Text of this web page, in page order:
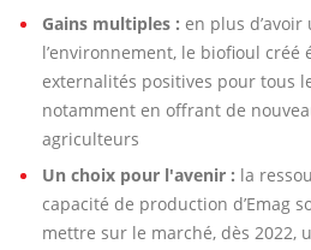
Gains multiples : en plus
l’environnement, le biofioul créé
externalités positives pour tous
notamment en offrant de
agriculteurs
Un choix pour l'avenir : la
capacité de production d’Emag
mettre sur le marché, dès 2022,